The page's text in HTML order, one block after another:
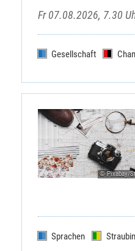
Fr 07.08.2026, 7.30
Gesellschaft
© Pixabay/
Sprachen